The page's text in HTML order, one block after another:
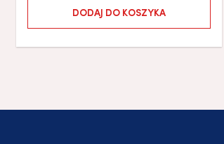
DODAJ DO KOSZYKA